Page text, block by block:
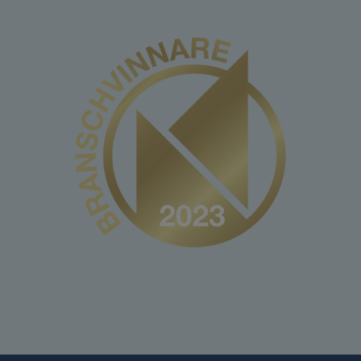
ljummet vatten och torkar av det med en
bomullsduk. Upprepa om svärtan kvarstår.
Polerade shungitföremål förlorar en del av
sin glans när man sköljer dem, för att
bibehålla maximal glans torka istället av
föremålet med en lätt fuktad bomullsduk.
* Ovannämnda information har inte erkänts
vetenskapligt, utan baseras på erfarenheter
och resultat från användare och terapeuter.
Övrig information Sammansättning: c79,
innehåller princip hela periodiska tabellen av
Vad är Shungit? Shungit är en helt unikt